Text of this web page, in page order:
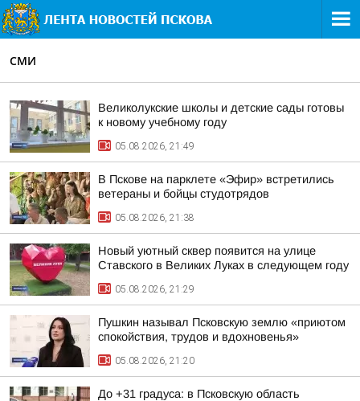
СМИ
Великолукские школы и детские сады готовы
к новому учебному году
05.08.2026, 21:49
В Пскове на парклете «Эфир» встретились
ветераны и бойцы студотрядов
05.08.2026, 21:38
Новый уютный сквер появится на улице
Ставского в Великих Луках в следующем году
05.08.2026, 21:29
Пушкин называл Псковскую землю «приютом
спокойствия, трудов и вдохновенья»
05.08.2026, 21:20
До +31 градуса: в Псковскую область